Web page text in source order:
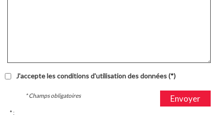
J'accepte les conditions d'utilisation des données (*)
Envoyer
* Champs obligatoires
* :